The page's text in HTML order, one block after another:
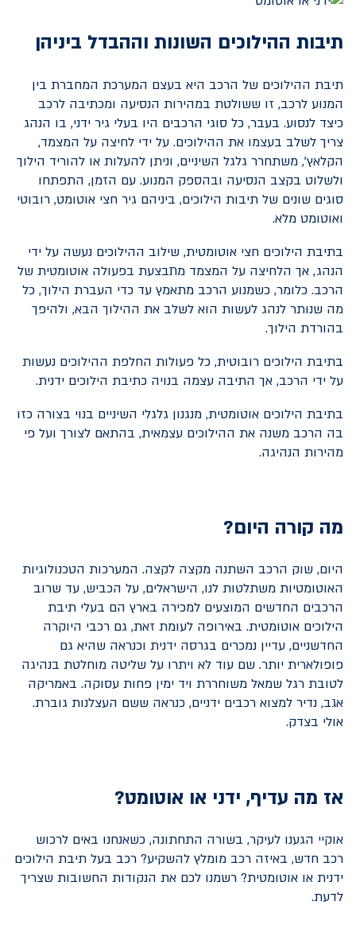
תיבות ההילוכים השונות וההבדל ביניהן
תיבת ההילוכים של הרכב היא בעצם המערכת המחברת בין
המנוע לרכב, זו ששולטת במהירות הנסיעה ומכתיבה לרכב
כיצד לנסוע. בעבר, כל סוגי הרכבים היו בעלי גיר ידני, בו הנהג
צריך לשלב בעצמו את ההילוכים. על ידי לחיצה על המצמד,
הקלאץ', משתחרר גלגל השיניים, וניתן להעלות או להוריד הילוך
ולשלוט בקצב הנסיעה ובהספק המנוע. עם הזמן, התפתחו
סוגים שונים של תיבות הילוכים, ביניהם גיר חצי אוטומט, רובוטי
ואוטומט מלא.
בתיבת הילוכים חצי אוטומטית, שילוב ההילוכים נעשה על ידי
הנהג, אך הלחיצה על המצמד מתבצעת בפעולה אוטומטית של
הרכב. כלומר, כשמנוע הרכב מתאמץ עד כדי העברת הילוך, כל
מה שנותר לנהג לעשות הוא לשלב את ההילוך הבא, ולהיפך
בהורדת הילוך.
בתיבת הילוכים רובוטית, כל פעולות החלפת ההילוכים נעשות
על ידי הרכב, אך התיבה עצמה בנויה כתיבת הילוכים ידנית.
בתיבת הילוכים אוטומטית, מנגנון גלגלי השיניים בנוי בצורה כזו
בה הרכב משנה את ההילוכים עצמאית, בהתאם לצורך ועל פי
מהירות הנהיגה.
מה קורה היום?
היום, שוק הרכב השתנה מקצה לקצה. המערכות הטכנולוגיות
האוטומטיות משתלטות לנו, הישראלים, על הכביש, עד שרוב
הרכבים החדשים המוצעים למכירה בארץ הם בעלי תיבת
הילוכים אוטומטית. באירופה לעומת זאת, גם רכבי היוקרה
החדשניים, עדיין נמכרים בגרסה ידנית וכנראה שהיא גם
פופולארית יותר. שם עוד לא ויתרו על שליטה מוחלטת בנהיגה
לטובת רגל שמאל משוחררת ויד ימין פחות עסוקה. באמריקה
אגב, נדיר למצוא רכבים ידניים, כנראה ששם העצלנות גוברת.
אולי בצדק.
אז מה עדיף, ידני או אוטומט?
אוקיי הגענו לעיקר, בשורה התחתונה, כשאנחנו באים לרכוש
רכב חדש, באיזה רכב מומלץ להשקיע? רכב בעל תיבת הילוכים
ידנית או אוטומטית? רשמנו לכם את הנקודות החשובות שצריך
לדעת.